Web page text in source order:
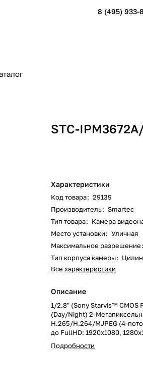
8 (495) 933-
STC-
Характеристики
Код товара: 29139
Производитель: Smartec
Тип товара: Камера
Место установки: Уличная
Максимальное разрешение:
Тип корпуса камеры:
Все характеристики
Описание
1/2.8" (Sony Starvis™
(Day/Night) 2-
H.265/H.264/MJPEG (4-
до FullHD: 1920x1080,
640x480, 352x288,
подсветка вкл.);
Подробности